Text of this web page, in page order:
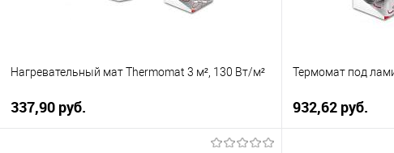
Нагревательный мат Thermomat 3 м², 130 Вт/м²
337,90 pуб.
Термомат под
932,62 pуб.